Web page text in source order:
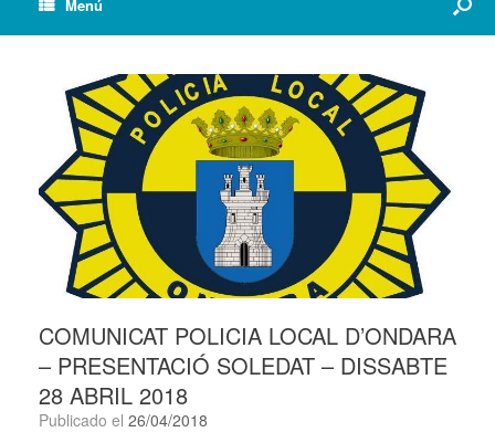
Menú
COMUNICAT POLICIA LOCAL D’ONDARA
– PRESENTACIÓ SOLEDAT – DISSABTE
28 ABRIL 2018
Publicado el 26/04/2018